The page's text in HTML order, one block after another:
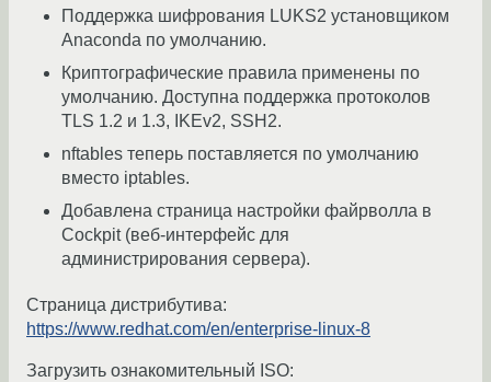
Поддержка шифрования LUKS2 установщиком
Anaconda по умолчанию.
Криптографические правила применены по
умолчанию. Доступна поддержка протоколов
TLS 1.2 и 1.3, IKEv2, SSH2.
nftables теперь поставляется по умолчанию
вместо iptables.
Добавлена страница настройки файрволла в
Cockpit (веб-интерфейс для
администрирования сервера).
Страница дистрибутива:
https://www.redhat.com/en/enterprise-linux-8
Загрузить ознакомительный ISO: